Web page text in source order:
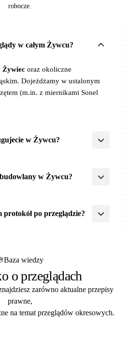
robocze.
w całym Żywcu?
Żywiecoraz okoliczne
Dojeżdżamy w ustalonym
(m.in. z miernikami Sonel
w Żywcu?
,spółdzielni mieszkaniowych,
. Posiadamy pełną dokumentację
w Żywcu?
300 zł netto,półroczny
po przeglądzie?
+ papierowo pocztą. Zgodny
– gotowy na kontrolę PINB,
Baza wiedzy
o przeglądach
zarówno aktualne przepisy
prawne,
na temat przeglądów okresowych.